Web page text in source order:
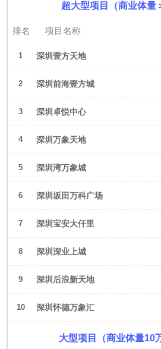
超大型项目（商业体量
排名 项目名称
1 深圳壹方天地
2 深圳前海壹方城
3 深圳卓悦中心
4 深圳万象天地
5 深圳湾万象城
6 深圳坂田万科广场
7 深圳宝安大仟里
8 深圳深业上城
9 深圳后浪新天地
10 深圳怀德万象汇
大型项目（商业体量10